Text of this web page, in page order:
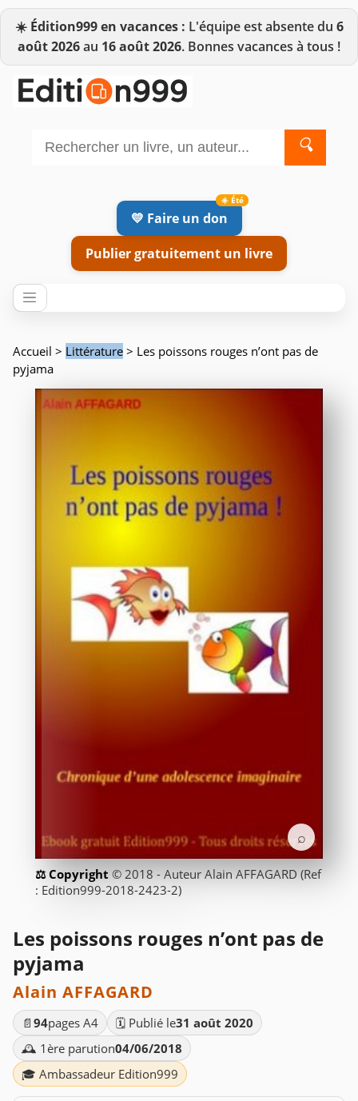
☀️ Édition999 en vacances : L'équipe est absente du 6
août 2026au 16 août 2026. Bonnes vacances à tous !
🔍
💛 Faire un don
Publier gratuitement un livre
Accueil > Littérature > Les poissons rouges n’ont pas de
pyjama
⌕
© 2018 - Auteur Alain AFFAGARD (Ref
: Edition999-2018-2423-2)
Les poissons rouges n’ont pas de
pyjama
Alain AFFAGARD
📄 94pages A4 🗓️ Publié le31 août 2020
🕰️ 1ère parution04/06/2018
🎓 Ambassadeur Edition999